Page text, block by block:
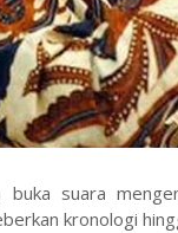
suara
kronologi